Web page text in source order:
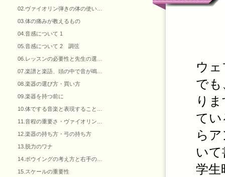
ウ
で
り
て
ら
い
学生
02.ヴァイオリン弾きの体の使い…
03.体の痛みが教えるもの
04.音感について 1
05.音感について 2 調弦
06.レッスンの必要性と先生の選…
07.楽譜と楽語、頭の中で音が鳴…
08.楽器の選び方・買い方
09.楽器を持つ前に
10.体でする音楽と表現すること…
11.音程の重要さ・ヴァイオリン…
12.楽器の持ち方・弓の持ち方
13.脱力のワナ
14.ボウイングの考え方と右手の…
15.スケールの重要性